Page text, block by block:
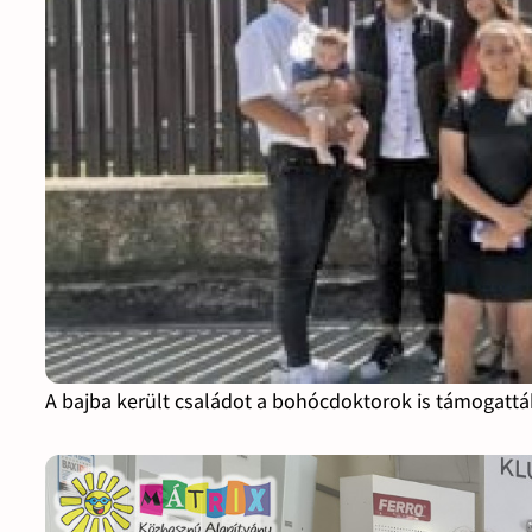
A bajba került családot a bohócdoktorok is